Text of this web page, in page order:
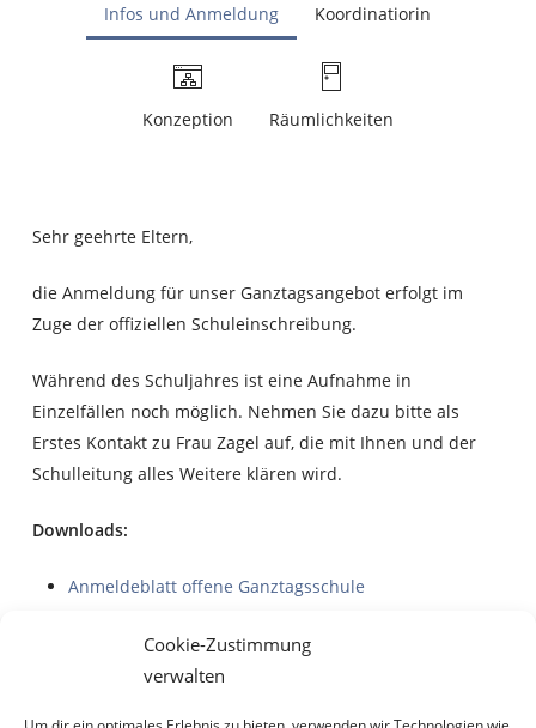
Cookie-Zustimmung
verwalten
Infos und Anmeldung Koordinatiorin
Konzeption Räumlichkeiten
Sehr geehrte Eltern,
die Anmeldung für unser Ganztagsangebot erfolgt im
Zuge der offiziellen Schuleinschreibung.
Während des Schuljahres ist eine Aufnahme in
Einzelfällen noch möglich. Nehmen Sie dazu bitte als
Erstes Kontakt zu Frau Zagel auf, die mit Ihnen und der
Schulleitung alles Weitere klären wird.
Downloads:
Anmeldeblatt offene Ganztagsschule
Häufig gestellte Fragen zur offenen Ganztagsschule
Allgemeine Informationen rund um das offene